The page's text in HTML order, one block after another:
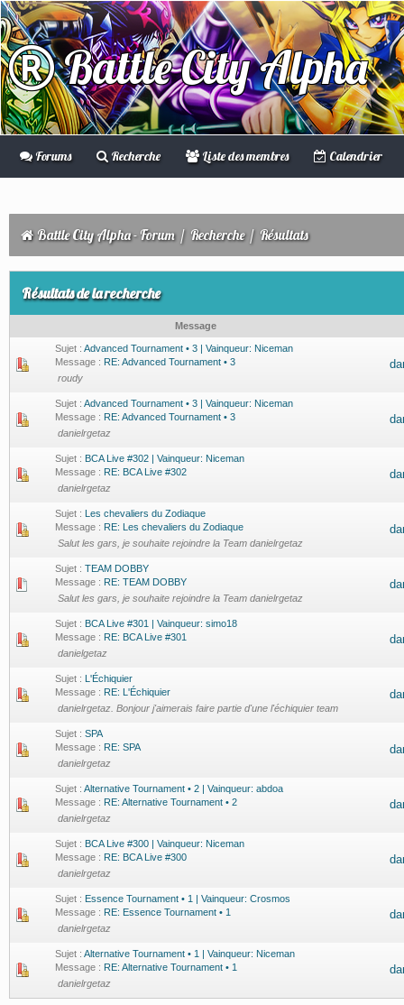
Battle City Alpha
Forums Recherche Liste des membres Calendrier
Battle City Alpha - Forum/ Recherche / Résultats
Résultats de la recherche
Message
Sujet : Advanced Tournament • 3 | Vainqueur: Niceman
Message : RE: Advanced Tournament • 3
roudy
Sujet : Advanced Tournament • 3 | Vainqueur: Niceman
Message : RE: Advanced Tournament • 3
danielrgetaz
Sujet : BCA Live #302 | Vainqueur: Niceman
Message : RE: BCA Live #302
danielrgetaz
Sujet : Les chevaliers du Zodiaque
Message : RE: Les chevaliers du Zodiaque
Salut les gars, je souhaite rejoindre la Team danielrgetaz
Sujet : TEAM DOBBY
Message : RE: TEAM DOBBY
Salut les gars, je souhaite rejoindre la Team danielrgetaz
Sujet : BCA Live #301 | Vainqueur: simo18
Message : RE: BCA Live #301
danielgetaz
Sujet : L'Échiquier
Message : RE: L'Échiquier
danielrgetaz. Bonjour j'aimerais faire partie d'une l'échiquier team
Sujet : SPA
Message : RE: SPA
danielrgetaz
Sujet : Alternative Tournament • 2 | Vainqueur: abdoa
Message : RE: Alternative Tournament • 2
danielrgetaz
Sujet : BCA Live #300 | Vainqueur: Niceman
Message : RE: BCA Live #300
danielrgetaz
Sujet : Essence Tournament • 1 | Vainqueur: Crosmos
Message : RE: Essence Tournament • 1
danielrgetaz
Sujet : Alternative Tournament • 1 | Vainqueur: Niceman
Message : RE: Alternative Tournament • 1
danielrgetaz